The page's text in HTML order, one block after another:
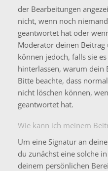
der Bearbeitungen
nicht, wenn noch
geantwortet hat oder
Moderator deinen
können jedoch, falls sie
hinterlassen, warum dein
Bitte beachte, dass
nicht löschen können,
geantwortet hat.
Wie kann ich meinem
Um eine Signatur an
du zunächst eine solche
deinem persönlichen